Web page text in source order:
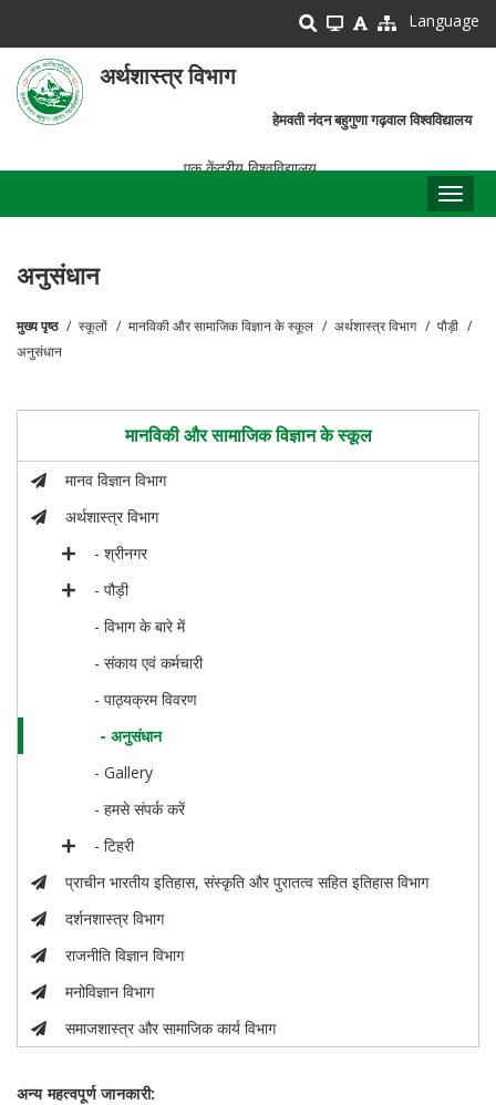
main
content
Language
अर्थशास्त्र विभाग
हेमवती नंदन बहुगुणा गढ़वाल विश्वविद्यालय
एक केंद्रीय विश्वविद्यालय
अनुसंधान
पग
मुख्य पृष्ठ स्कूलों मानविकी और सामाजिक विज्ञान के स्कूल अर्थशास्त्र विभाग
पौड़ी
अनुसंधान
मानविकी और सामाजिक विज्ञान के स्कूल
मानव विज्ञान विभाग
अर्थशास्त्र विभाग
- श्रीनगर
- पौड़ी
- विभाग के बारे में
- संकाय एवं कर्मचारी
- पाठ्यक्रम विवरण
- अनुसंधान
- Gallery
- हमसे संपर्क करें
- टिहरी
प्राचीन भारतीय इतिहास, संस्कृति और पुरातत्व सहित इतिहास विभाग
दर्शनशास्त्र विभाग
राजनीति विज्ञान विभाग
मनोविज्ञान विभाग
समाजशास्त्र और सामाजिक कार्य विभाग
अन्य महत्वपूर्ण जानकारी: